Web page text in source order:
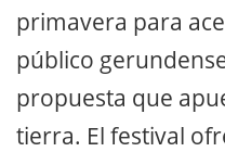
primavera para
público
propuesta que
tierra. El festival